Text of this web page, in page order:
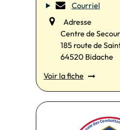
Courriel
Adresse
Centre de
185 route de
64520 Bidache
Voir la fiche